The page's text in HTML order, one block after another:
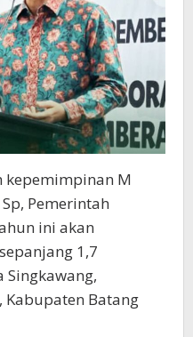
kepemimpinan M
Pemerintah
ini akan
1,7
Singkawang,
Batang